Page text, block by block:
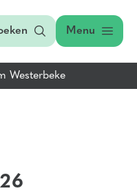
Menu
Westerbeke